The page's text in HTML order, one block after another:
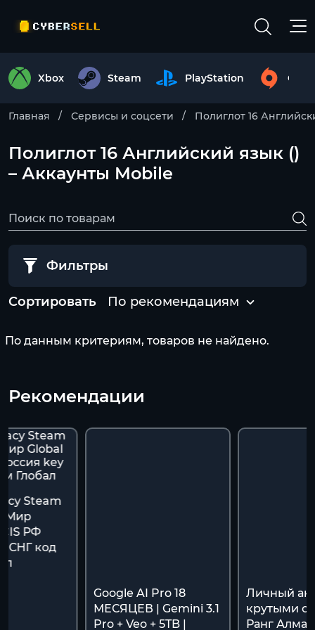
Xbox Steam PlayStation
Главная Сервисы и соцсети Полиглот 16
Полиглот 16 Английский язык ()
– Аккаунты Mobile
Фильтры
Сортировать По рекомендациям
По данным критериям, товаров не найдено.
Рекомендации
Steam
Мир
РФ
СНГ код
Google AI Pro 18
МЕСЯЦЕВ | Gemini 3.1
Pro + Veo + 5TB |
Личный
крутыми
Ранг Алмаз